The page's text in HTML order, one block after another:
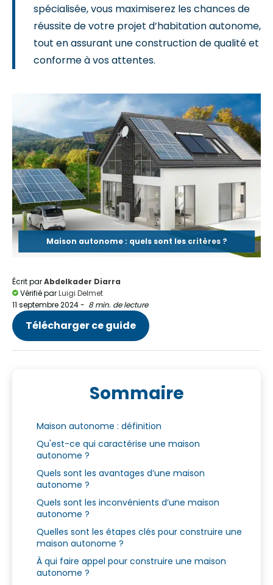
spécialisée, vous maximiserez les chances de
réussite de votre projet d’habitation autonome,
tout en assurant une construction de qualité et
conforme à vos attentes.
Maison autonome : quels sont les critères ?
Écrit parAbdelkader Diarra
Vérifié parLuigi Delmet
11 septembre 2024- 8 min. de lecture
Télécharger ce guide
Sommaire
Maison autonome : définition
Qu'est-ce qui caractérise une maison
autonome ?
Quels sont les avantages d’une maison
autonome ?
Quels sont les inconvénients d’une maison
autonome ?
Quelles sont les étapes clés pour construire une
maison autonome ?
À qui faire appel pour construire une maison
autonome ?